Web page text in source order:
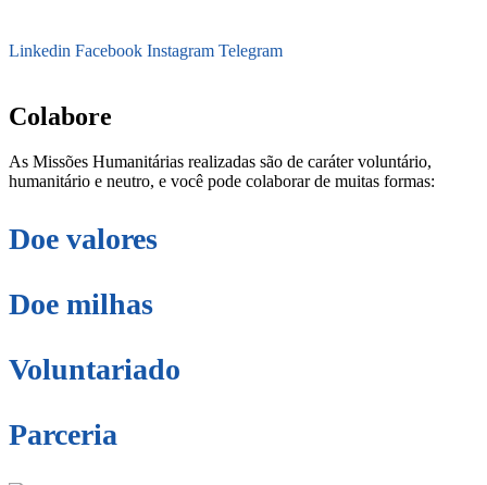
Linkedin Facebook Instagram Telegram
Colabore
As Missões Humanitárias realizadas são de caráter voluntário,
humanitário e neutro, e você pode colaborar de muitas formas:
Doe valores
Doe milhas
Voluntariado
Parceria